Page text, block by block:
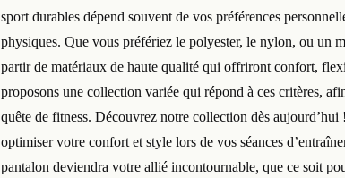
sport durables dépend souvent de vos préférences
physiques. Que vous préfériez le polyester, le nylon, ou un
partir de matériaux de haute qualité qui offriront confort,
proposons une collection variée qui répond à ces critères,
quête de fitness. Découvrez notre collection dès
optimiser votre confort et style lors de vos séances
pantalon deviendra votre allié incontournable, que ce soit